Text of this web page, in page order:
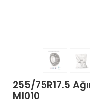
255/75R17.5
M1010